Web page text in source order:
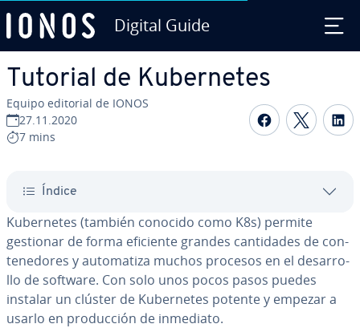
Digital Guide
Tutorial de Ku­be­r­ne­tes
Equipo editorial de IONOS
27.11.2020
7 mins
Compartir
Índice
Ku­be­r­ne­tes (también conocido como K8s) permite
gestionar de forma eficiente grandes ca­n­ti­da­des de co­n­
te­ne­do­res y au­to­ma­ti­za muchos procesos en el de­sa­rro­
llo de software. Con solo unos pocos pasos puedes
instalar un clúster de Ku­be­r­ne­tes potente y empezar a
usarlo en pro­du­c­ción de inmediato.